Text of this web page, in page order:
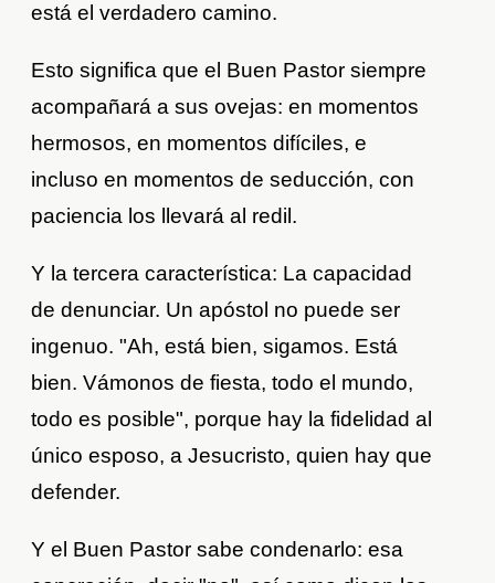
está el verdadero camino.
Esto significa que el Buen Pastor siempre
acompañará a sus ovejas: en momentos
hermosos, en momentos difíciles, e
incluso en momentos de seducción, con
paciencia los llevará al redil.
Y la tercera característica: La capacidad
de denunciar. Un apóstol no puede ser
ingenuo. "Ah, está bien, sigamos. Está
bien. Vámonos de fiesta, todo el mundo,
todo es posible", porque hay la fidelidad al
único esposo, a Jesucristo, quien hay que
defender.
Y el Buen Pastor sabe condenarlo: esa